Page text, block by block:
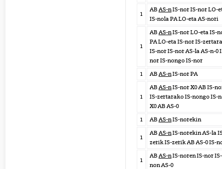
1
AB AS-nIS-nor IS-nor LO-
IS-nola PA LO-eta AS-nori
1
AB AS-nIS-nor LO-eta IS-
PA LO-eta IS-nor IS-
IS-nor IS-nor AS-la AS-n-0
nor IS-nongo IS-nor
1
AB AS-nIS-nor PA
1
AB AS-nIS-nor X0 AB IS-
IS-zertarako IS-nongo IS-
X0 AB AS-0
1
AB AS-nIS-norekin
1
AB AS-nIS-norekin AS-la
zerik IS-zerik AB AS-0 IS-
1
AB AS-nIS-noren IS-nor IS-
non AS-0